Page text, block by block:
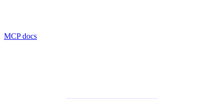
MCP docs